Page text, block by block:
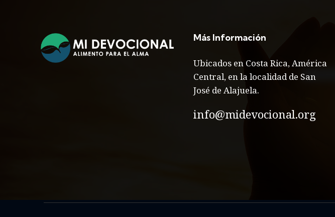
Más Información
Ubicados en Costa Rica, América
Central, en la localidad de San
José de Alajuela.
info@midevocional.org